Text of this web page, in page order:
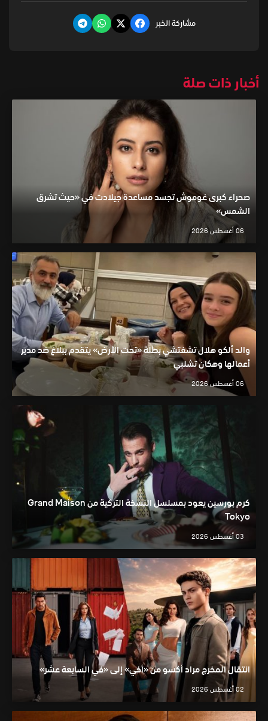
مشاركة الخبر
أخبار ذات صلة
صحراء كبرى غوموش تجسد مساعدة جيلادت في «حيث تشرق
الشمس»
06 أغسطس 2026
والد ألكو هلال تشفتشي بطلة «تحت الأرض» يتقدم ببلاغ ضد مدير
أعمالها وهكان تشلبي
06 أغسطس 2026
كرم بورسين يعود بمسلسل النسخة التركية من Grand Maison
Tokyo
03 أغسطس 2026
انتقال المخرج مراد أكسو من «أخي» إلى «في السابعة عشر»
02 أغسطس 2026